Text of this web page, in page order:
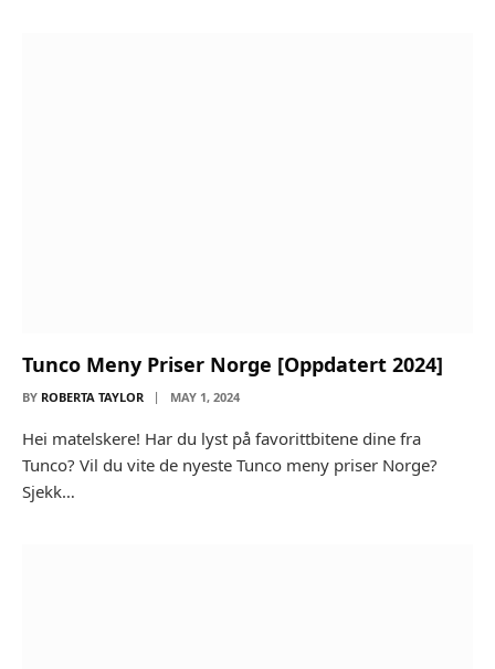
Tunco Meny Priser Norge [Oppdatert 2024]
BY ROBERTA TAYLOR MAY 1, 2024
Hei matelskere! Har du lyst på favorittbitene dine fra
Tunco? Vil du vite de nyeste Tunco meny priser Norge?
Sjekk…